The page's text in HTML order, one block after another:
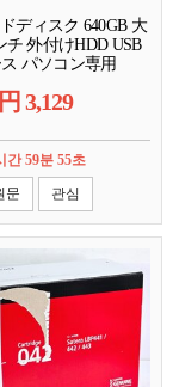
ディスク 640GB 大
チ 外付けHDD USB
ス パソコン専用
円3,129
간 59분 54초
문
관심